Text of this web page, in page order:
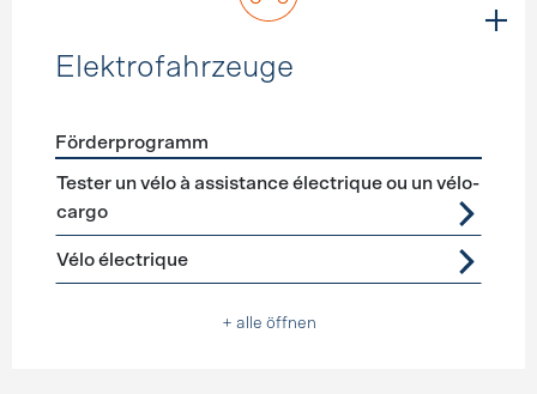
Elektrofahrzeuge
Förderprogramme Elektrofahrzeuge
Förderprogramm
Tester un vélo à assistance électrique ou un vélo-
cargo
Vélo électrique
+ alle öffnen